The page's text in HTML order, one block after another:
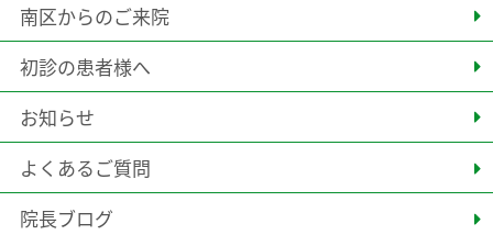
南区からのご来院
初診の患者様へ
お知らせ
よくあるご質問
院長ブログ